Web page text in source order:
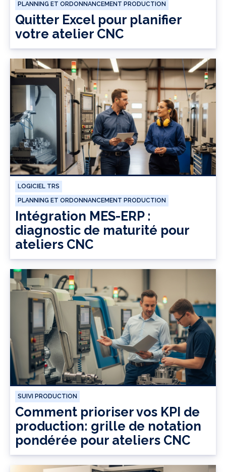
PLANNING ET ORDONNANCEMENT PRODUCTION
Quitter Excel pour planifier
votre atelier CNC
LOGICIEL TRS
PLANNING ET ORDONNANCEMENT PRODUCTION
Intégration MES-ERP :
diagnostic de maturité pour
ateliers CNC
SUIVI PRODUCTION
Comment prioriser vos KPI de
production: grille de notation
pondérée pour ateliers CNC